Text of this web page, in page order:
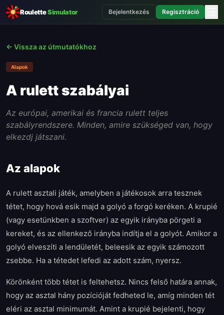
RouletteSimulator Bejelentkezés Regisztráció
← Vissza az útmutatókhoz
Alapok
A rulett szabályai
Az európai, amerikai és francia rulett teljes
szabályrendszere. Minden, amire szükséged van, hogy
elkezdj játszani.
Az alapok
A rulett asztali játék, amelyben a játékosok arra tesznek
tétet, hogy hová esik majd a golyó a forgó keréken. A krupié
(vagy esetünkben a szoftver) az egyik irányba pörgeti a
kereket, és az ellenkező irányba indítja el a golyót. Amikor a
golyó elveszíti a lendületét, beleesik az egyik számozott
zsebbe. Ha a tétedet lefedi az adott szám, nyersz.
Körönként több tétet is feltehetsz. Nincs felső határa annak,
hogy az asztal hány pozícióját fedheted le, amíg minden tét
eléri az asztal minimumát. Amint a krupié bejelenti, hogy